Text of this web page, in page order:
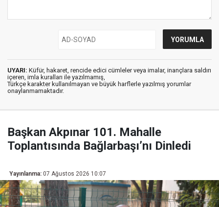
UYARI: Küfür, hakaret, rencide edici cümleler veya imalar, inançlara saldırı
içeren, imla kuralları ile yazılmamış,
Türkçe karakter kullanılmayan ve büyük harflerle yazılmış yorumlar
onaylanmamaktadır.
Başkan Akpınar 101. Mahalle
Toplantısında Bağlarbaşı’nı Dinledi
Yayınlanma: 07 Ağustos 2026 10:07